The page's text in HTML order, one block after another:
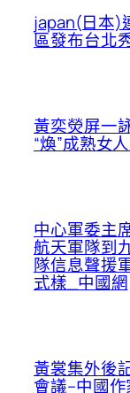
japan(日本)
區發布台北
黃奕熒屏一
“煥”成熟女
中心軍委主
航天軍隊到
隊信息聲援
式樣_中國網
黃裳集外後
會議–中國作